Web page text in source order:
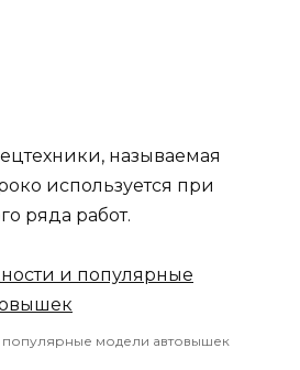
называемая
используется при
ряда работ.
популярные модели автовышек